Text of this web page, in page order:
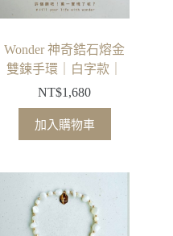
Wonder 神奇鋯石熔金
雙鍊手環｜白字款｜
NT$1,680
加入購物車